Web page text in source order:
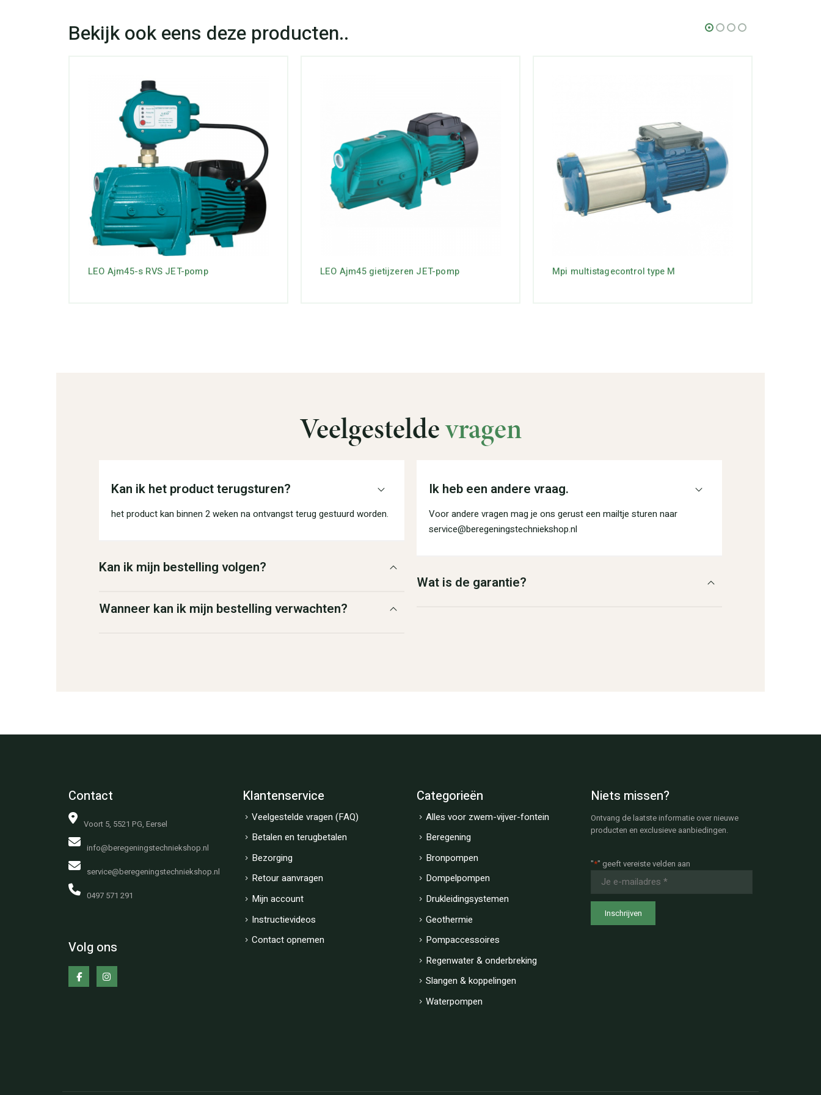
LEO Ajm45-s RVS JET-pomp LEO Ajm45 gietijzeren JET-pomp Mpi multistagecontrol type M
Veelgesteldevragen
Kan ik het product terugsturen?
het product kan binnen 2 weken na ontvangst terug gestuurd worden.
Kan ik mijn bestelling volgen?
Wanneer kan ik mijn bestelling verwachten?
Ik heb een andere vraag.
Voor andere vragen mag je ons gerust een mailtje sturen naar
service@beregeningstechniekshop.nl
Wat is de garantie?
Contact
Voort 5, 5521 PG, Eersel
info@beregeningstechniekshop.nl
service@beregeningstechniekshop.nl
0497 571 291
Volg ons
Klantenservice
Veelgestelde vragen (FAQ)
Betalen en terugbetalen
Bezorging
Retour aanvragen
Mijn account
Instructievideos
Contact opnemen
Categorieën
Alles voor zwem-vijver-fontein
Beregening
Bronpompen
Dompelpompen
Drukleidingsystemen
Geothermie
Pompaccessoires
Regenwater & onderbreking
Slangen & koppelingen
Waterpompen
Niets missen?
Ontvang de laatste informatie over nieuwe
producten en exclusieve aanbiedingen.
"*" geeft vereiste velden aan
mailadres
*